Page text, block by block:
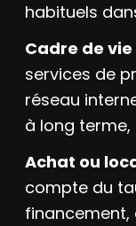
habituels
Cadre de
services de
réseau
à long terme,
Achat ou
compte du
financement,